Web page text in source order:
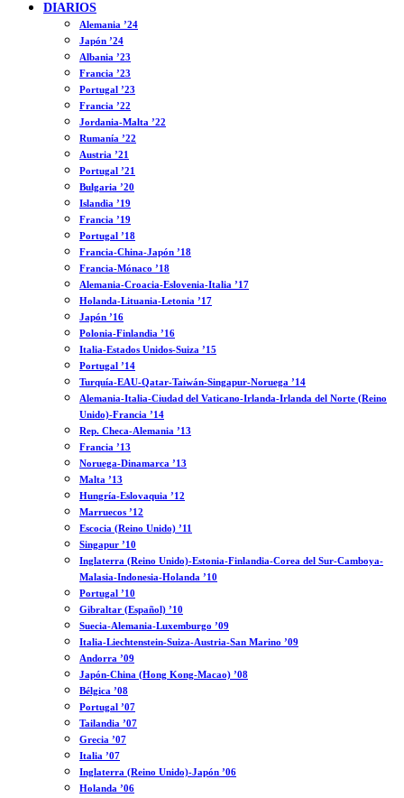
DIARIOS
Alemania ’24
Japón ’24
Albania ’23
Francia ’23
Portugal ’23
Francia ’22
Jordania-Malta ’22
Rumanía ’22
Austria ’21
Portugal ’21
Bulgaria ’20
Islandia ’19
Francia ’19
Portugal ’18
Francia-China-Japón ’18
Francia-Mónaco ’18
Alemania-Croacia-Eslovenia-Italia ’17
Holanda-Lituania-Letonia ’17
Japón ’16
Polonia-Finlandia ’16
Italia-Estados Unidos-Suiza ’15
Portugal ’14
Turquía-EAU-Qatar-Taiwán-Singapur-Noruega ’14
Alemania-Italia-Ciudad del Vaticano-Irlanda-Irlanda del Norte (Reino
Unido)-Francia ’14
Rep. Checa-Alemania ’13
Francia ’13
Noruega-Dinamarca ’13
Malta ’13
Hungría-Eslovaquia ’12
Marruecos ’12
Escocia (Reino Unido) ’11
Singapur ’10
Inglaterra (Reino Unido)-Estonia-Finlandia-Corea del Sur-Camboya-
Malasia-Indonesia-Holanda ’10
Portugal ’10
Gibraltar (Español) ’10
Suecia-Alemania-Luxemburgo ’09
Italia-Liechtenstein-Suiza-Austria-San Marino ’09
Andorra ’09
Japón-China (Hong Kong-Macao) ’08
Bélgica ’08
Portugal ’07
Tailandia ’07
Grecia ’07
Italia ’07
Inglaterra (Reino Unido)-Japón ’06
Holanda ’06